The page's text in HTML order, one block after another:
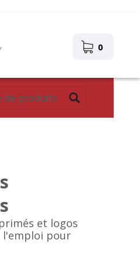
0
conception
et logos
l'emploi pour